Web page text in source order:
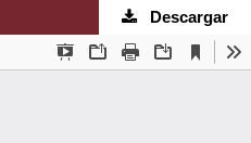
Descargar